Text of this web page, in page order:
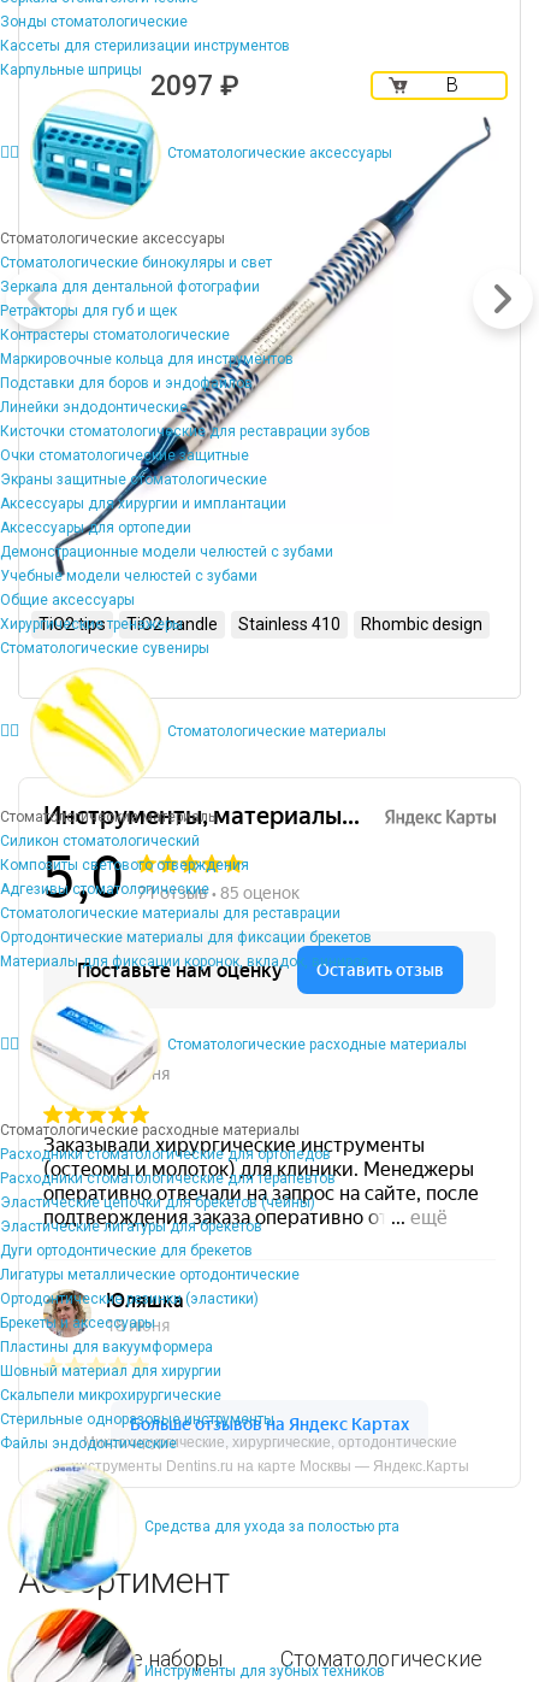
Зонды стоматологические
Кассеты для стерилизации инструментов
Карпульные шприцы
Стоматологические аксессуары
Стоматологические аксессуары
Стоматологические бинокуляры и свет
Зеркала для дентальной фотографии
Ретракторы для губ и щек
Контрастеры стоматологические
Маркировочные кольца для инструментов
Подставки для боров и эндофайлов
Линейки эндодонтические
Кисточки стоматологические для реставрации зубов
Очки стоматологические защитные
Экраны защитные стоматологические
Аксессуары для хирургии и имплантации
Аксессуары для ортопедии
Демонстрационные модели челюстей с зубами
Учебные модели челюстей с зубами
Общие аксессуары
Хирургические тренажеры
Стоматологические сувениры
Стоматологические материалы
Стоматологические материалы
Силикон стоматологический
Композиты светового отверждения
Адгезивы стоматологические
Стоматологические материалы для реставрации
Ортодонтические материалы для фиксации брекетов
Материалы для фиксации коронок, вкладок, виниров
Стоматологические расходные материалы
Стоматологические расходные материалы
Расходники стоматологические для ортопедов
Расходники стоматологические для терапевтов
Эластические цепочки для брекетов (чейны)
Эластические лигатуры для брекетов
Дуги ортодонтические для брекетов
Лигатуры металлические ортодонтические
Ортодонтические резинки (эластики)
Брекеты и аксессуары
Пластины для вакуумформера
Шовный материал для хирургии
Скальпели микрохирургические
Стерильные одноразовые инструменты
Файлы эндодонтические
Средства для ухода за полостью рта
Инструменты для зубных техников
2097 ₽
В
TiO2 tips TiO2 handle Stainless 410 Rhombic design
Микрохирургические, хирургические, ортодонтические
инструменты Dentins.ru на карте Москвы — Яндекс.Карты
Ассортимент
Популярные наборы
Стоматологические